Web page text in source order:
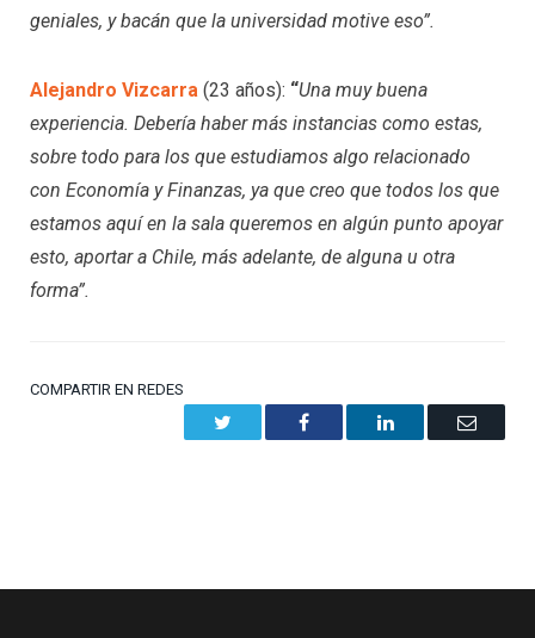
geniales, y bacán que la universidad motive eso”.
Alejandro Vizcarra (23 años): “Una muy buena
experiencia. Debería haber más instancias como estas,
sobre todo para los que estudiamos algo relacionado
con Economía y Finanzas, ya que creo que todos los que
estamos aquí en la sala queremos en algún punto apoyar
esto, aportar a Chile, más adelante, de alguna u otra
forma”.
COMPARTIR EN REDES
Facebook LinkedIn Email